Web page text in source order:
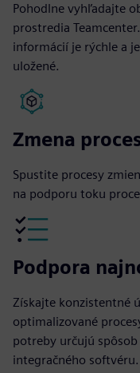
Pohodlne vyhľadajte
prostredia
informácií je rýchle a
uložené.
Zmena
Spustite procesy
na podporu toku
Podpora
Získajte konzistentné
optimalizované
potreby určujú
integračného softvéru.